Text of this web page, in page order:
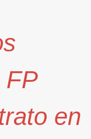
FP
en